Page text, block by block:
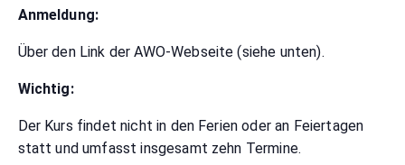
Anmeldung:
Über den Link der AWO-Webseite (siehe unten).
Wichtig:
Der Kurs findet nicht in den Ferien oder an Feiertagen
statt und umfasst insgesamt zehn Termine.